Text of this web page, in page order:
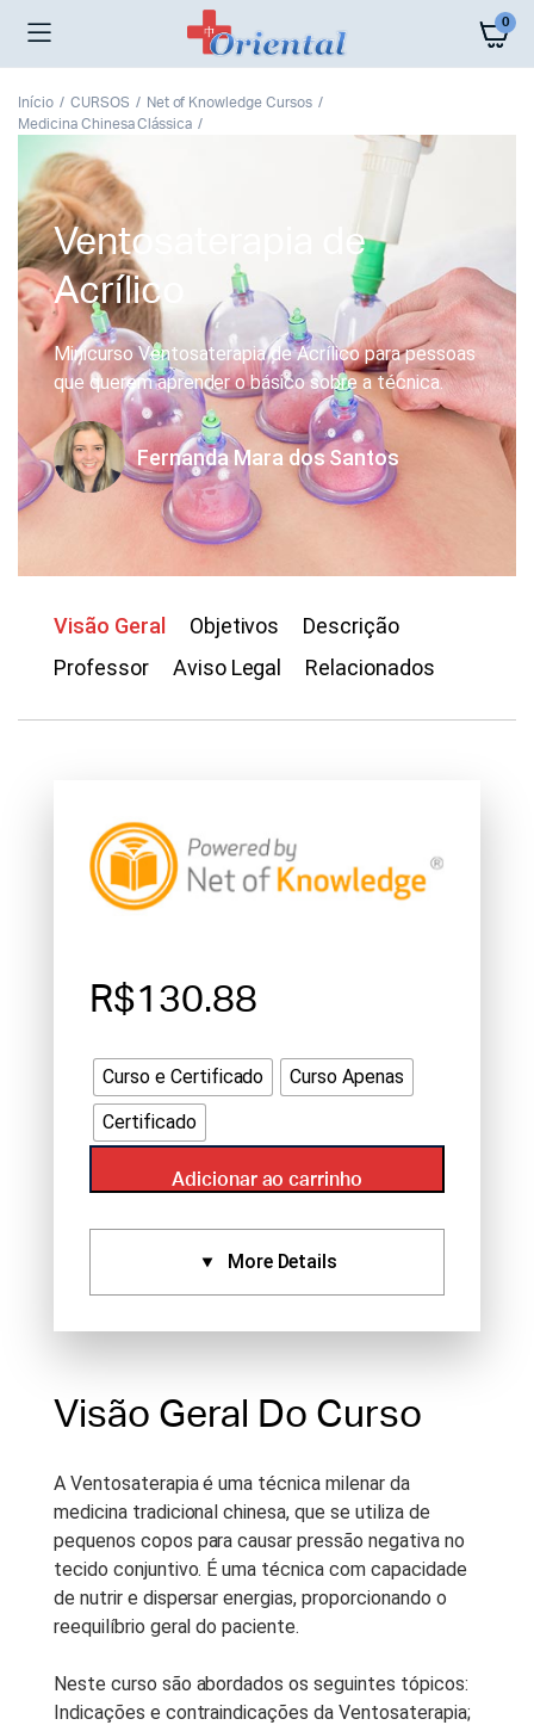
0
Início CURSOS
Net of Knowledge Cursos
Medicina Chinesa Clássica
Ventosaterapia de
Acrílico
Minicurso Ventosaterapia de Acrílico para pessoas
que querem aprender o básico sobre a técnica.
Fernanda Mara dos Santos
Visão Geral Objetivos
Descrição
Professor
Aviso Legal Relacionados
Visão Geral Do Curso
A Ventosaterapia é uma técnica milenar da
medicina tradicional chinesa, que se utiliza de
pequenos copos para causar pressão negativa no
tecido conjuntivo. É uma técnica com capacidade
de nutrir e dispersar energias, proporcionando o
reequilíbrio geral do paciente.
Neste curso são abordados os seguintes tópicos:
Indicações e contraindicações da Ventosaterapia;
R$130.88
Curso e Certificado
Curso Apenas
Certificado
Adicionar ao carrinho
More Details
Certificados:
Certificate (2)
Tipo De Curso:Recorded
Webinar
Duração Do Curso:2 h
Anotações Do Curso:Notes
are provided with this course.
Vitalício